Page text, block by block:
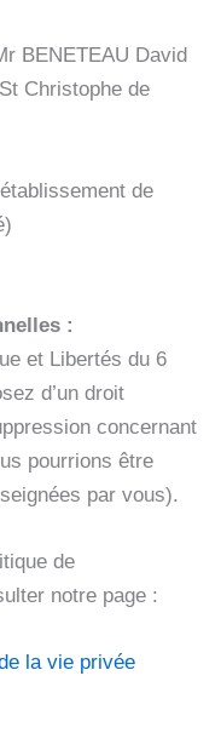
BENETEAU David
Christophe de
de
:
et Libertés du 6
d’un droit
concernant
pourrions être
par vous).
de
notre page :
la vie privée